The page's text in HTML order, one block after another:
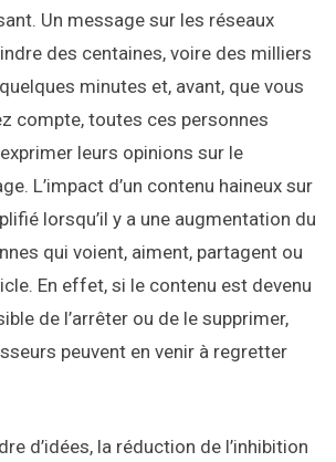
Un message sur les réseaux
des centaines, voire des milliers
minutes et, avant, que vous
compte, toutes ces personnes
leurs opinions sur le
L’impact d’un contenu haineux sur
lorsqu’il y a une augmentation du
qui voient, aiment, partagent ou
En effet, si le contenu est devenu
de l’arrêter ou de le supprimer,
peuvent en venir à regretter
d’idées, la réduction de l’inhibition